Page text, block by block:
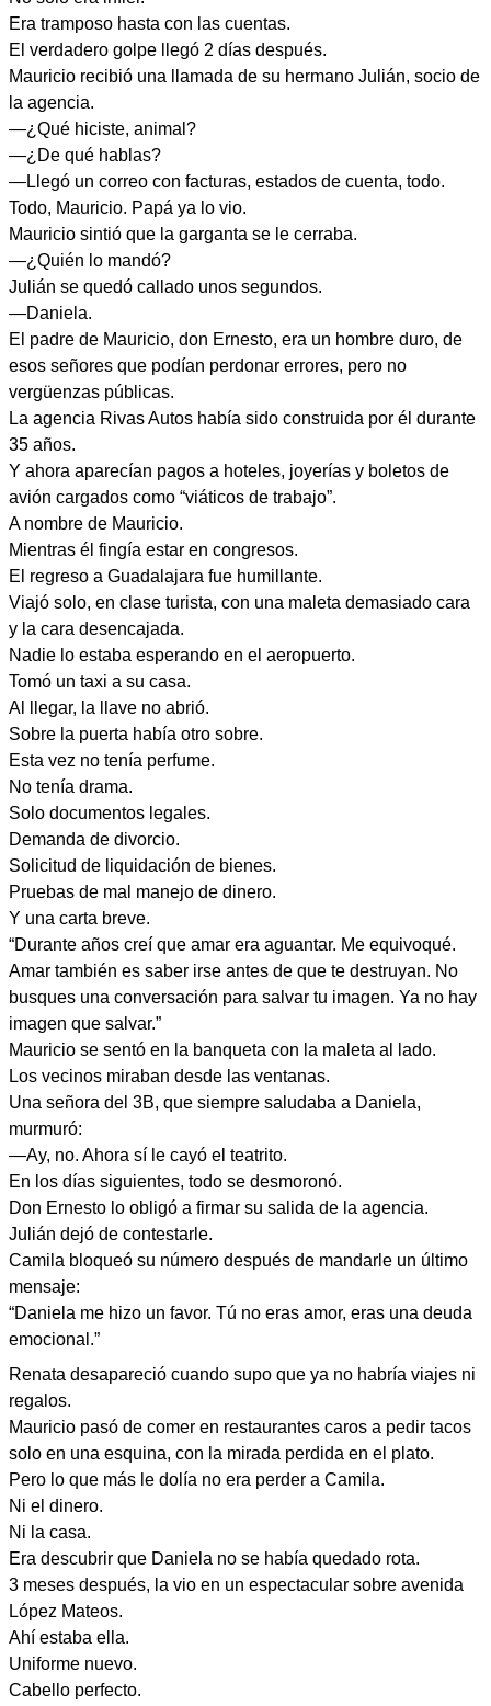
Era tramposo hasta con las cuentas.
El verdadero golpe llegó 2 días después.
Mauricio recibió una llamada de su hermano Julián, socio de
la agencia.
—¿Qué hiciste, animal?
—¿De qué hablas?
—Llegó un correo con facturas, estados de cuenta, todo.
Todo, Mauricio. Papá ya lo vio.
Mauricio sintió que la garganta se le cerraba.
—¿Quién lo mandó?
Julián se quedó callado unos segundos.
—Daniela.
El padre de Mauricio, don Ernesto, era un hombre duro, de
esos señores que podían perdonar errores, pero no
vergüenzas públicas.
La agencia Rivas Autos había sido construida por él durante
35 años.
Y ahora aparecían pagos a hoteles, joyerías y boletos de
avión cargados como “viáticos de trabajo”.
A nombre de Mauricio.
Mientras él fingía estar en congresos.
El regreso a Guadalajara fue humillante.
Viajó solo, en clase turista, con una maleta demasiado cara
y la cara desencajada.
Nadie lo estaba esperando en el aeropuerto.
Tomó un taxi a su casa.
Al llegar, la llave no abrió.
Sobre la puerta había otro sobre.
Esta vez no tenía perfume.
No tenía drama.
Solo documentos legales.
Demanda de divorcio.
Solicitud de liquidación de bienes.
Pruebas de mal manejo de dinero.
Y una carta breve.
“Durante años creí que amar era aguantar. Me equivoqué.
Amar también es saber irse antes de que te destruyan. No
busques una conversación para salvar tu imagen. Ya no hay
imagen que salvar.”
Mauricio se sentó en la banqueta con la maleta al lado.
Los vecinos miraban desde las ventanas.
Una señora del 3B, que siempre saludaba a Daniela,
murmuró:
—Ay, no. Ahora sí le cayó el teatrito.
En los días siguientes, todo se desmoronó.
Don Ernesto lo obligó a firmar su salida de la agencia.
Julián dejó de contestarle.
Camila bloqueó su número después de mandarle un último
mensaje:
“Daniela me hizo un favor. Tú no eras amor, eras una deuda
emocional.”
Renata desapareció cuando supo que ya no habría viajes ni
regalos.
Mauricio pasó de comer en restaurantes caros a pedir tacos
solo en una esquina, con la mirada perdida en el plato.
Pero lo que más le dolía no era perder a Camila.
Ni el dinero.
Ni la casa.
Era descubrir que Daniela no se había quedado rota.
3 meses después, la vio en un espectacular sobre avenida
López Mateos.
Ahí estaba ella.
Uniforme nuevo.
Cabello perfecto.